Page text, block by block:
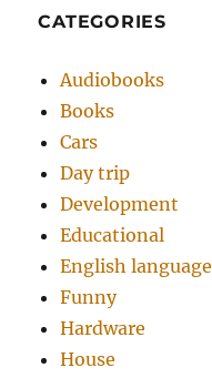
CATEGORIES
Audiobooks
Books
Cars
Day trip
Development
Educational
English language
Funny
Hardware
House